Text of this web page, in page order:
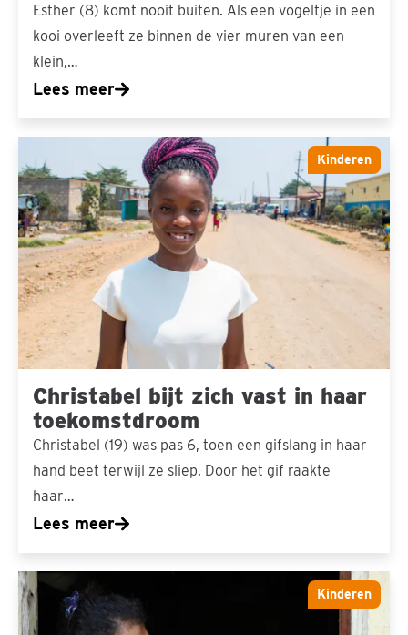
Esther (8) komt nooit buiten. Als een vogeltje in een
kooi overleeft ze binnen de vier muren van een
klein,…
Lees meer
Kinderen
Christabel bijt zich vast in haar
toekomstdroom
Christabel (19) was pas 6, toen een gifslang in haar
hand beet terwijl ze sliep. Door het gif raakte
haar…
Lees meer
bijt
zich
vast
in
haar
toekomstdroom
Kinderen
Eindelijk
uitzicht